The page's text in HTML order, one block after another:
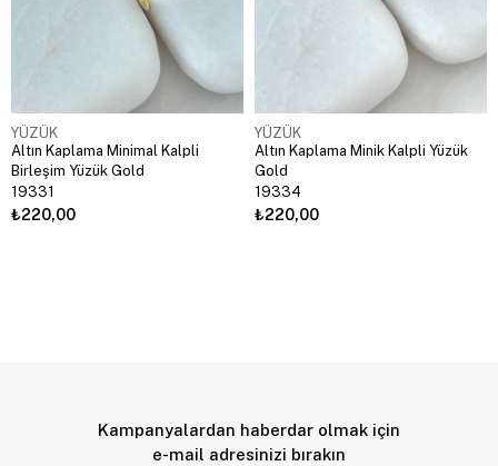
YÜZÜK
Altın Kaplama Minimal Kalpli
Birleşim Yüzük Gold
19331
₺220,00
YÜZÜK
Altın Kaplama Minik Kalpli Yüzük
Gold
19334
₺220,00
Kampanyalardan haberdar olmak için
e-mail adresinizi bırakın